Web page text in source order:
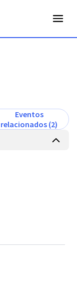
Eventos
relacionados (2)